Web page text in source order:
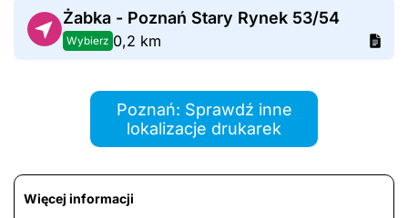
Żabka - Poznań Stary Rynek 53/54
Wybierz 0,2 km
Poznań: Sprawdź inne
lokalizacje drukarek
Więcej informacji